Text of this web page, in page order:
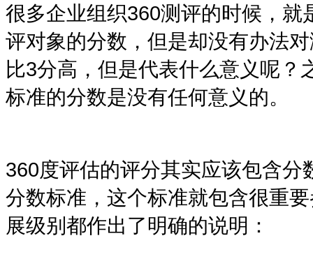
很多企业组织360测评的时候，就
评对象的分数，但是却没有办法
比3分高，但是代表什么意义呢？
标准的分数是没有任何意义的。
360度评估的评分其实应该包含分
分数标准，这个标准就包含很重
展级别都作出了明确的说明：